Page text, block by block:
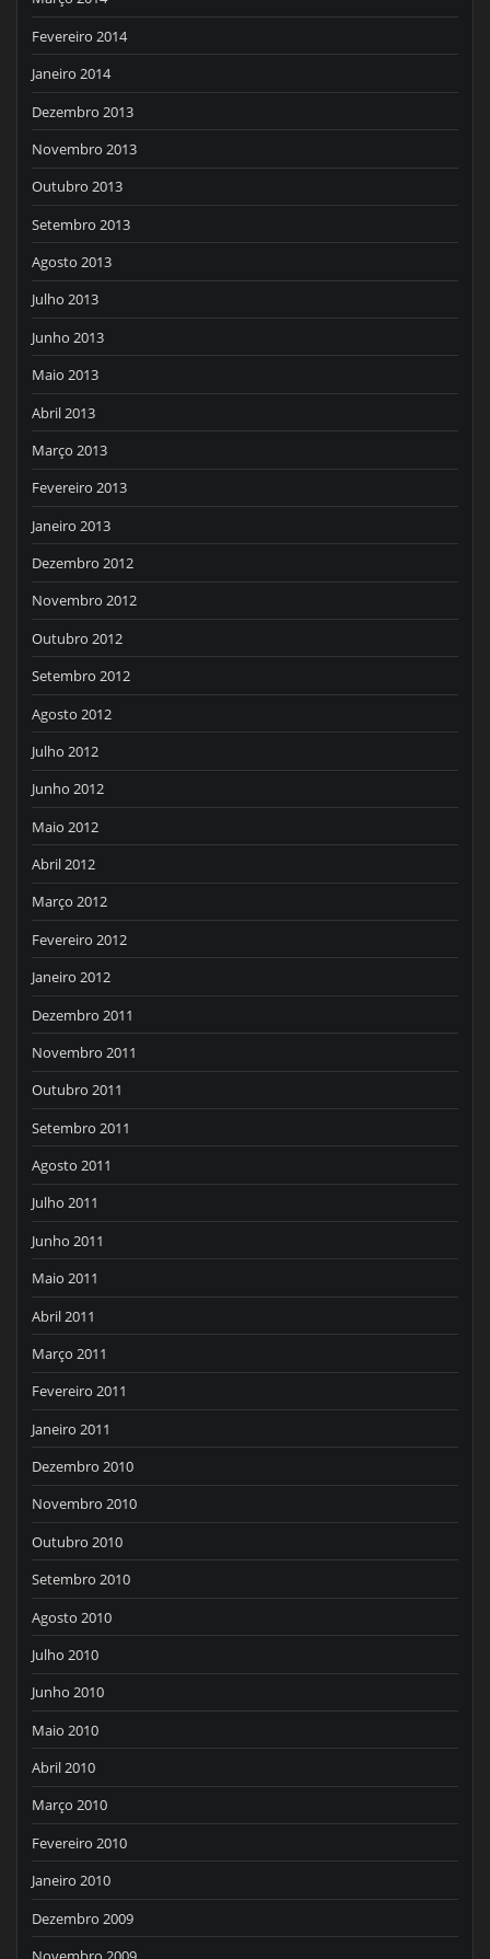
Fevereiro 2014
Janeiro 2014
Dezembro 2013
Novembro 2013
Outubro 2013
Setembro 2013
Agosto 2013
Julho 2013
Junho 2013
Maio 2013
Abril 2013
Março 2013
Fevereiro 2013
Janeiro 2013
Dezembro 2012
Novembro 2012
Outubro 2012
Setembro 2012
Agosto 2012
Julho 2012
Junho 2012
Maio 2012
Abril 2012
Março 2012
Fevereiro 2012
Janeiro 2012
Dezembro 2011
Novembro 2011
Outubro 2011
Setembro 2011
Agosto 2011
Julho 2011
Junho 2011
Maio 2011
Abril 2011
Março 2011
Fevereiro 2011
Janeiro 2011
Dezembro 2010
Novembro 2010
Outubro 2010
Setembro 2010
Agosto 2010
Julho 2010
Junho 2010
Maio 2010
Abril 2010
Março 2010
Fevereiro 2010
Janeiro 2010
Dezembro 2009